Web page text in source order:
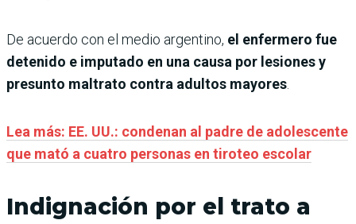
De acuerdo con el medio argentino, el enfermero fue
detenido e imputado en una causa por lesiones y
presunto maltrato contra adultos mayores
Lea más: EE. UU.: condenan al padre de adolescente
que mató a cuatro personas en tiroteo escolar
Indignación por el trato a